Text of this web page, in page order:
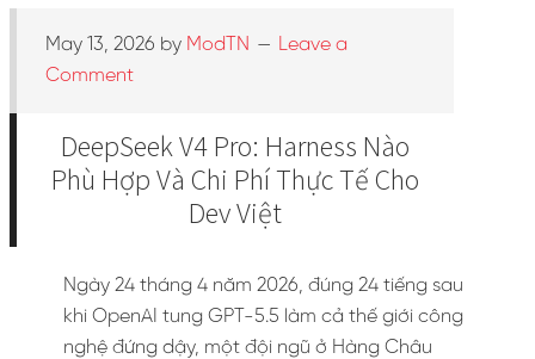
May 13, 2026 by ModTN
Leave a
Comment
DeepSeek V4 Pro: Harness Nào
Phù Hợp Và Chi Phí Thực Tế Cho
Dev Việt
Ngày 24 tháng 4 năm 2026, đúng 24 tiếng sau
khi OpenAI tung GPT-5.5 làm cả thế giới công
nghệ đứng dậy, một đội ngũ ở Hàng Châu